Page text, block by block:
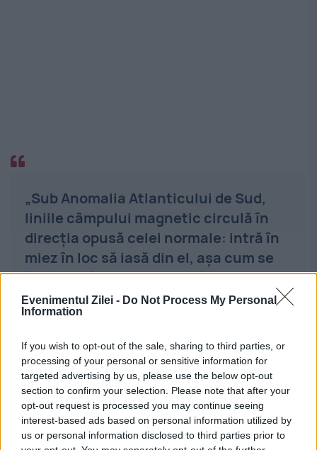
Evenimentul Zilei - Do Not Process My Personal
Information
If you wish to opt-out of the sale, sharing to third parties, or
processing of your personal or sensitive information for
targeted advertising by us, please use the below opt-out
section to confirm your selection. Please note that after your
opt-out request is processed you may continue seeing
interest-based ads based on personal information utilized by
us or personal information disclosed to third parties prior to
„Sub Anomalia Atlanticului de Sud,
liniile câmpului magnetic circulă în
direcția opusă celei normale: intră în
miez în loc să iasă din el, așa cum se
întâmplă în mod obișnuit în emisfera
sudică”, explică Strømme.
Ea adaugă că aceste regiuni cu flux
magnetic inversat s-au deplasat în ultimii
ani, separând zonele de sub America de
Sud de cele aflate la sud de Africa, ceea ce
contribuie la amplificarea anomaliei în